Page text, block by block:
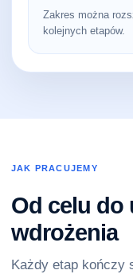
Zakres można
kolejnych etapów.
JAK PRACUJEMY
Od celu do
wdrożenia
Każdy etap kończy